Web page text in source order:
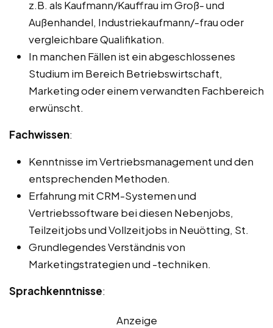
z.B. als Kaufmann/Kauffrau im Groß- und
Außenhandel, Industriekaufmann/-frau oder
vergleichbare Qualifikation.
In manchen Fällen ist ein abgeschlossenes
Studium im Bereich Betriebswirtschaft,
Marketing oder einem verwandten Fachbereich
erwünscht.
Fachwissen:
Kenntnisse im Vertriebsmanagement und den
entsprechenden Methoden.
Erfahrung mit CRM-Systemen und
Vertriebssoftware bei diesen Nebenjobs,
Teilzeitjobs und Vollzeitjobs in Neuötting, St.
Grundlegendes Verständnis von
Marketingstrategien und -techniken.
Sprachkenntnisse:
Anzeige